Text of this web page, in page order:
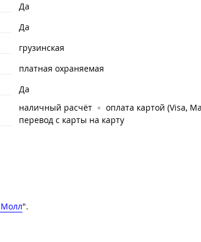
Да
Да
грузинская
платная охраняемая
Да
наличный расчёт оплата картой (Visa,
перевод с карты на карту
".